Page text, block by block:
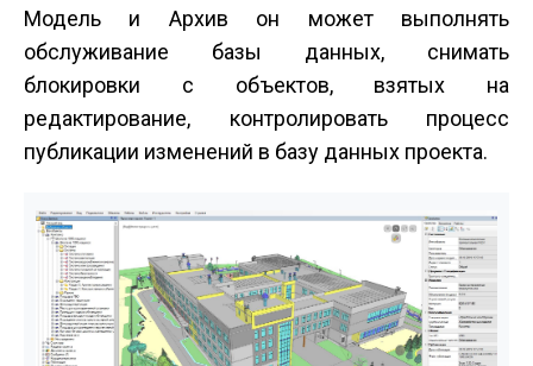
Модель и Архив он может выполнять
обслуживание базы данных, снимать
блокировки с объектов, взятых на
редактирование, контролировать процесс
публикации изменений в базу данных проекта.